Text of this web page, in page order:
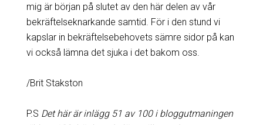
mig är början på slutet av den här delen av vår
bekräftelseknarkande samtid. För i den stund vi
kapslar in bekräftelsebehovets sämre sidor på kan
vi också lämna det sjuka i det bakom oss.
/Brit Stakston
P.S Det här är inlägg 51 av 100 i bloggutmaningen